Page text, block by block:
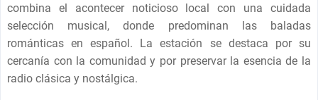
combina el acontecer noticioso local con una cuidada
selección musical, donde predominan las baladas
románticas en español. La estación se destaca por su
cercanía con la comunidad y por preservar la esencia de la
radio clásica y nostálgica.